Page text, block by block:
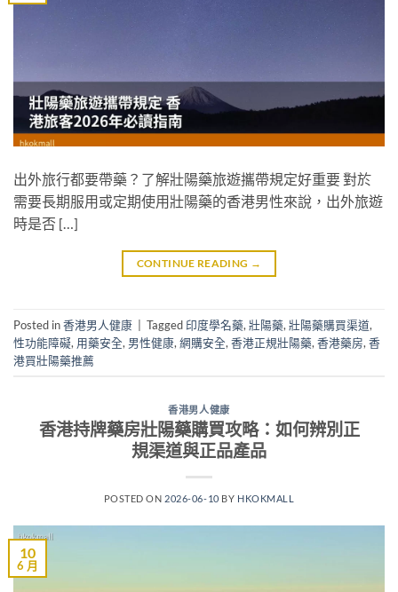
出外旅行都要帶藥？了解壯陽藥旅遊攜帶規定好重要 對於
需要長期服用或定期使用壯陽藥的香港男性來說，出外旅遊
時是否 […]
CONTINUE READING →
Posted in香港男人健康 Tagged 印度學名藥, 壯陽藥, 壯陽藥購買渠道,
性功能障礙, 用藥安全, 男性健康, 網購安全, 香港正規壯陽藥, 香港藥房, 香
港買壯陽藥推薦
香港男人健康
香港持牌藥房壯陽藥購買攻略：如何辨別正
規渠道與正品產品
POSTED ON 2026-06-10 BY HKOKMALL
10
6 月